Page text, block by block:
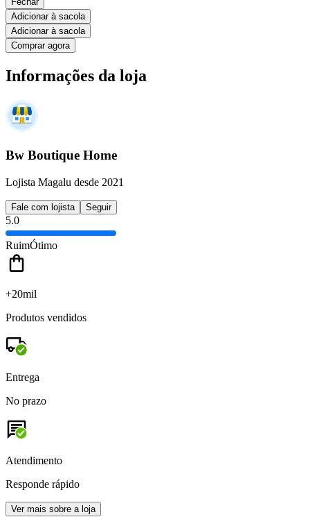
Adicionar à sacola
Adicionar à sacola
Comprar agora
Informações da loja
Bw Boutique Home
Lojista Magalu desde 2021
Fale com lojista Seguir
5.0
RuimÓtimo
+20mil
Produtos vendidos
Entrega
No prazo
Atendimento
Responde rápido
Ver mais sobre a loja